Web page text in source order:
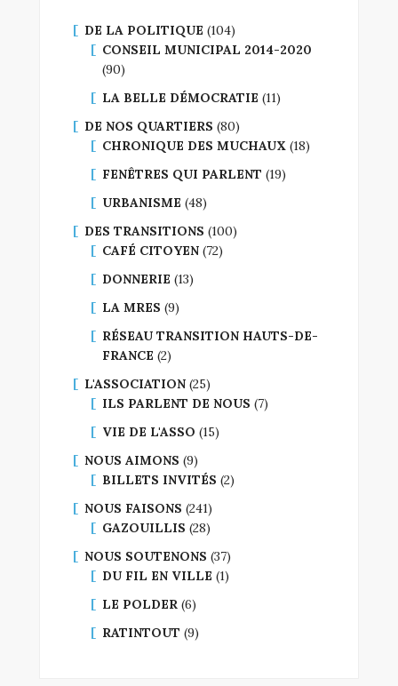
DE LA POLITIQUE (104)
CONSEIL MUNICIPAL 2014-2020
(90)
LA BELLE DÉMOCRATIE (11)
DE NOS QUARTIERS (80)
CHRONIQUE DES MUCHAUX (18)
FENÊTRES QUI PARLENT (19)
URBANISME (48)
DES TRANSITIONS (100)
CAFÉ CITOYEN (72)
DONNERIE (13)
LA MRES (9)
RÉSEAU TRANSITION HAUTS-DE-
FRANCE (2)
L'ASSOCIATION (25)
ILS PARLENT DE NOUS (7)
VIE DE L'ASSO (15)
NOUS AIMONS (9)
BILLETS INVITÉS (2)
NOUS FAISONS (241)
GAZOUILLIS (28)
NOUS SOUTENONS (37)
DU FIL EN VILLE (1)
LE POLDER (6)
RATINTOUT (9)